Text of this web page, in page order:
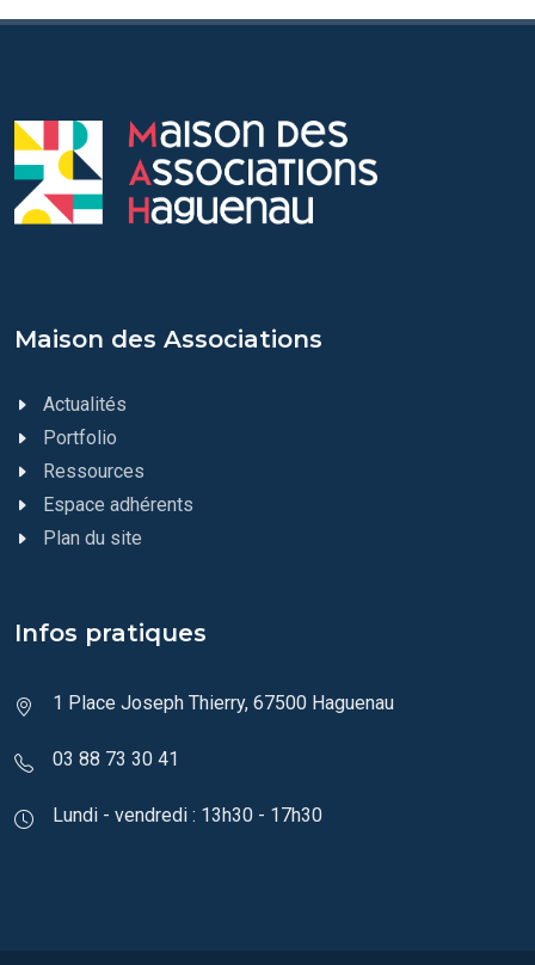
Maison des Associations
Actualités
Portfolio
Ressources
Espace adhérents
Plan du site
Infos pratiques
1 Place Joseph Thierry, 67500 Haguenau
03 88 73 30 41
Lundi - vendredi : 13h30 - 17h30